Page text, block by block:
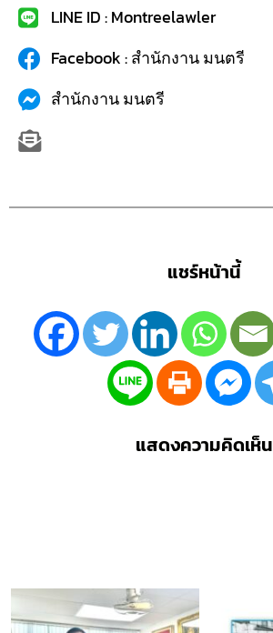
LINE ID : Montreelawler
Facebook : สำนักงาน มนตรี
สำนักงาน มนตรี
แชร์หน้านี้
แสดงความคิดเห็น